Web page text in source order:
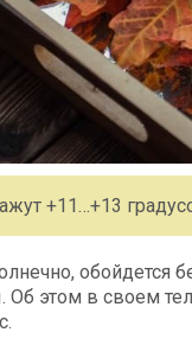
+11…+13
этом в своем